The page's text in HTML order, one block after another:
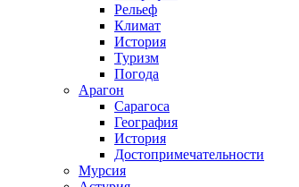
Рельеф
Климат
История
Туризм
Погода
Арагон
Сарагоса
География
История
Достопримечательности
Мурсия